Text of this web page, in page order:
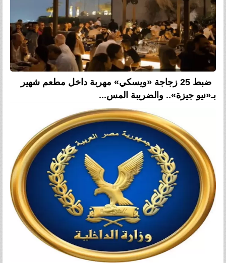
ضبط 25 زجاجة «ويسكي» مهربة داخل مطعم شهير
بـ«نيو جيزة».. والضريبة المس...